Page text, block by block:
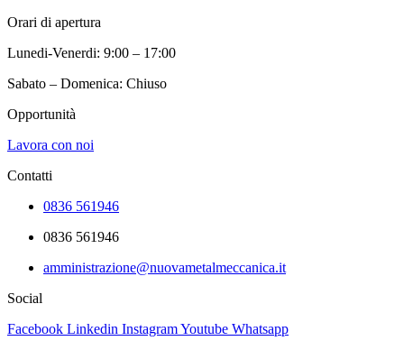
Orari di apertura
Lunedi-Venerdi: 9:00 – 17:00
Sabato – Domenica: Chiuso
Opportunità
Lavora con noi
Contatti
0836 561946
0836 561946
amministrazione@nuovametalmeccanica.it
Social
Facebook Linkedin InstagramYoutube Whatsapp